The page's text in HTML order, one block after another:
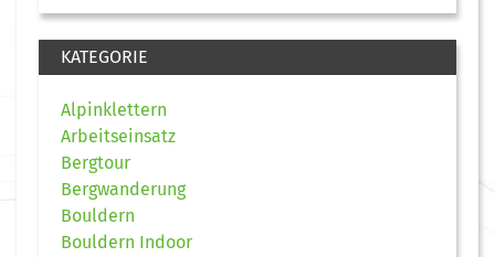
KATEGORIE
Alpinklettern
Arbeitseinsatz
Bergtour
Bergwanderung
Bouldern
Bouldern Indoor